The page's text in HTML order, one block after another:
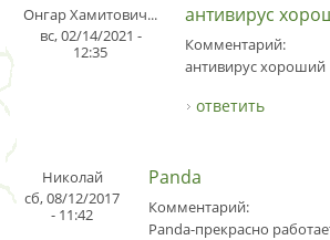
Онгар Хамитович...
вс, 02/14/2021 -
12:35
антивирус
Комментарий:
антивирус хороший
ответить
Николай
сб, 08/12/2017
- 11:42
Panda
Комментарий:
Panda-прекрасно